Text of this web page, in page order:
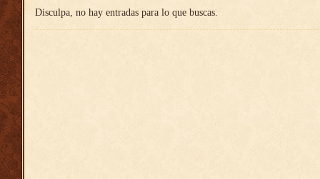
Disculpa, no hay entradas para lo que buscas.